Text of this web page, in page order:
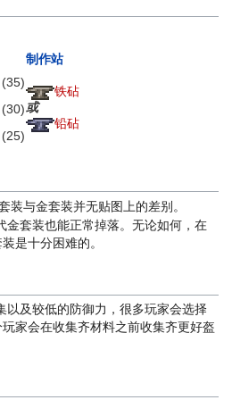
制作站
(35)
铁砧
或
铅砧
(30)
(25)
装与金套装并无贴图上的差别。
金套装也能正常掉落。无论如何，在
是十分困难的。
以及较低的防御力，很多玩家会选择
家会在收集齐材料之前收集齐更好盔